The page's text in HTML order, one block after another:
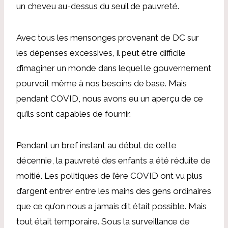
un cheveu au-dessus du seuil de pauvreté.
Avec tous les mensonges provenant de DC sur
les dépenses excessives, il peut être difficile
d’imaginer un monde dans lequel le gouvernement
pourvoit même à nos besoins de base. Mais
pendant COVID, nous avons eu un aperçu de ce
qu’ils sont capables de fournir.
Pendant un bref instant au début de cette
décennie, la pauvreté des enfants a été réduite de
moitié. Les politiques de l’ère COVID ont vu plus
d’argent entrer entre les mains des gens ordinaires
que ce qu’on nous a jamais dit était possible. Mais
tout était temporaire. Sous la surveillance de